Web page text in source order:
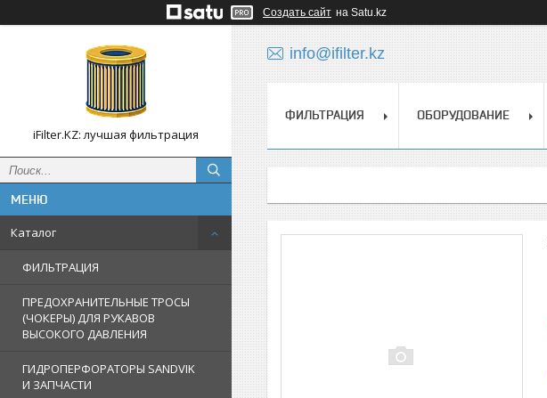
Создать сайт на Satu.kz
iFilter.KZ: лучшая фильтрация
Каталог
ФИЛЬТРАЦИЯ
ПРЕДОХРАНИТЕЛЬНЫЕ ТРОСЫ
(ЧОКЕРЫ) ДЛЯ РУКАВОВ
ВЫСОКОГО ДАВЛЕНИЯ
ГИДРОПЕРФОРАТОРЫ SANDVIK
И ЗАПЧАСТИ
info@ifilter.kz
ФИЛЬТРАЦИЯ ОБОРУДОВАНИЕ